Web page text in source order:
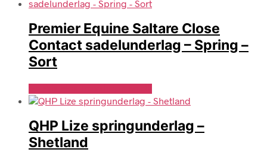
Premier Equine Saltare Close
Contact sadelunderlag – Spring –
Sort
QHP Lize springunderlag –
Shetland